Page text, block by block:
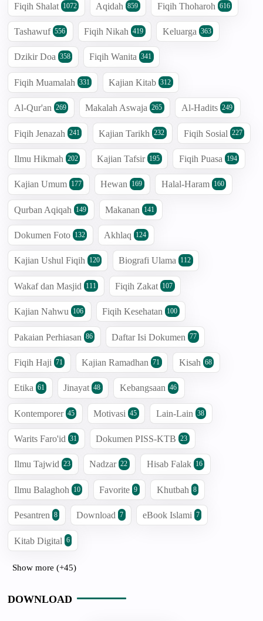
Fiqih Shalat 1072 Aqidah 859 Fiqih Thoharoh 616
Tashawuf 556 Fiqih Nikah 419 Keluarga 363
Dzikir Doa 358 Fiqih Wanita 341
Fiqih Muamalah 331 Kajian Kitab 312
Al-Qur'an 269 Makalah Aswaja 265 Al-Hadits 249
Fiqih Jenazah 241 Kajian Tarikh 232 Fiqih Sosial 227
Ilmu Hikmah 202 Kajian Tafsir 195 Fiqih Puasa 194
Kajian Umum 177 Hewan 169 Halal-Haram 160
Qurban Aqiqah 149 Makanan 141
Dokumen Foto 132 Akhlaq 124
Kajian Ushul Fiqih 120 Biografi Ulama 112
Wakaf dan Masjid 111 Fiqih Zakat 107
Kajian Nahwu 106 Fiqih Kesehatan 100
Pakaian Perhiasan 86 Daftar Isi Dokumen 77
Fiqih Haji 71 Kajian Ramadhan 71 Kisah 68
Etika 61 Jinayat 48 Kebangsaan 46
Kontemporer 45 Motivasi 45 Lain-Lain 38
Warits Faro'id 31 Dokumen PISS-KTB 23
Ilmu Tajwid 23 Nadzar 22 Hisab Falak 16
Ilmu Balaghoh 10 Favorite 9 Khutbah 8
Pesantren 8 Download 7 eBook Islami 7
Kitab Digital 6
Show more (+45)
DOWNLOAD